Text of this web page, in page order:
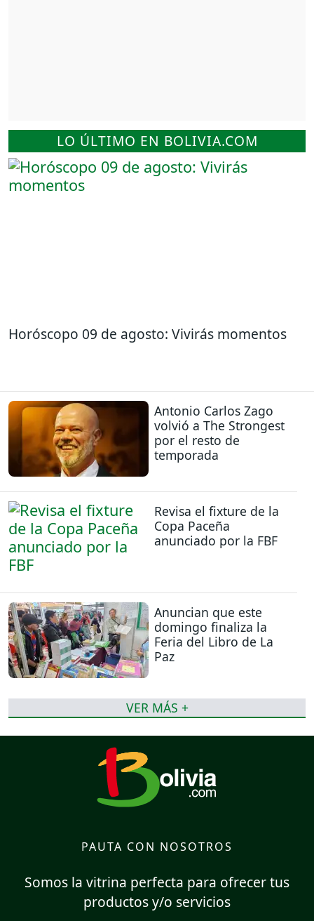
LO ÚLTIMO EN BOLIVIA.COM
Horóscopo 09 de agosto: Vivirás momentos
Antonio Carlos Zago
volvió a The Strongest
por el resto de
temporada
Revisa el fixture de la
Copa Paceña
anunciado por la FBF
Anuncian que este
domingo finaliza la
Feria del Libro de La
Paz
VER MÁS +
PAUTA CON NOSOTROS
Somos la vitrina perfecta para ofrecer tus
productos y/o servicios